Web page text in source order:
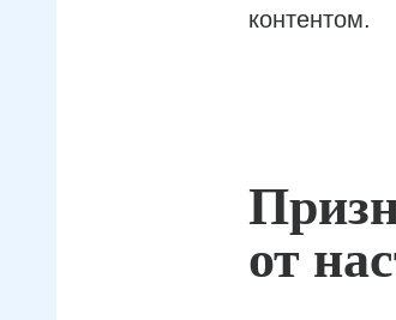
контентом.
от